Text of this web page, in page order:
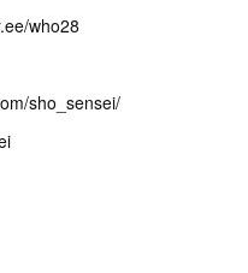
who28
sho_sensei/